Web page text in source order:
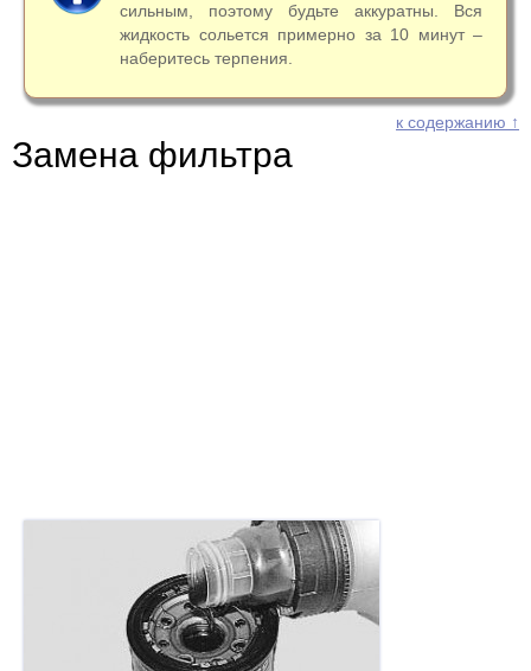
сильным, поэтому будьте аккуратны. Вся
жидкость сольется примерно за 10 минут –
наберитесь терпения.
к содержанию ↑
Замена фильтра